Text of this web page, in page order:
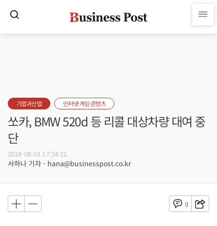
기업과산업 인터넷·게임·콘텐츠
쏘카, BMW 520d 등 리콜 대상차량 대여 중
단
2018-08-03 17:34:21
서하나 기자 - hana@businesspost.co.kr
0